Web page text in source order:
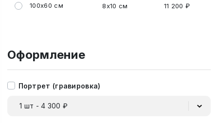
100x60 см 8x10 см 11 200 ₽
Оформление
Портрет (гравировка)
1 шт - 4 300 ₽